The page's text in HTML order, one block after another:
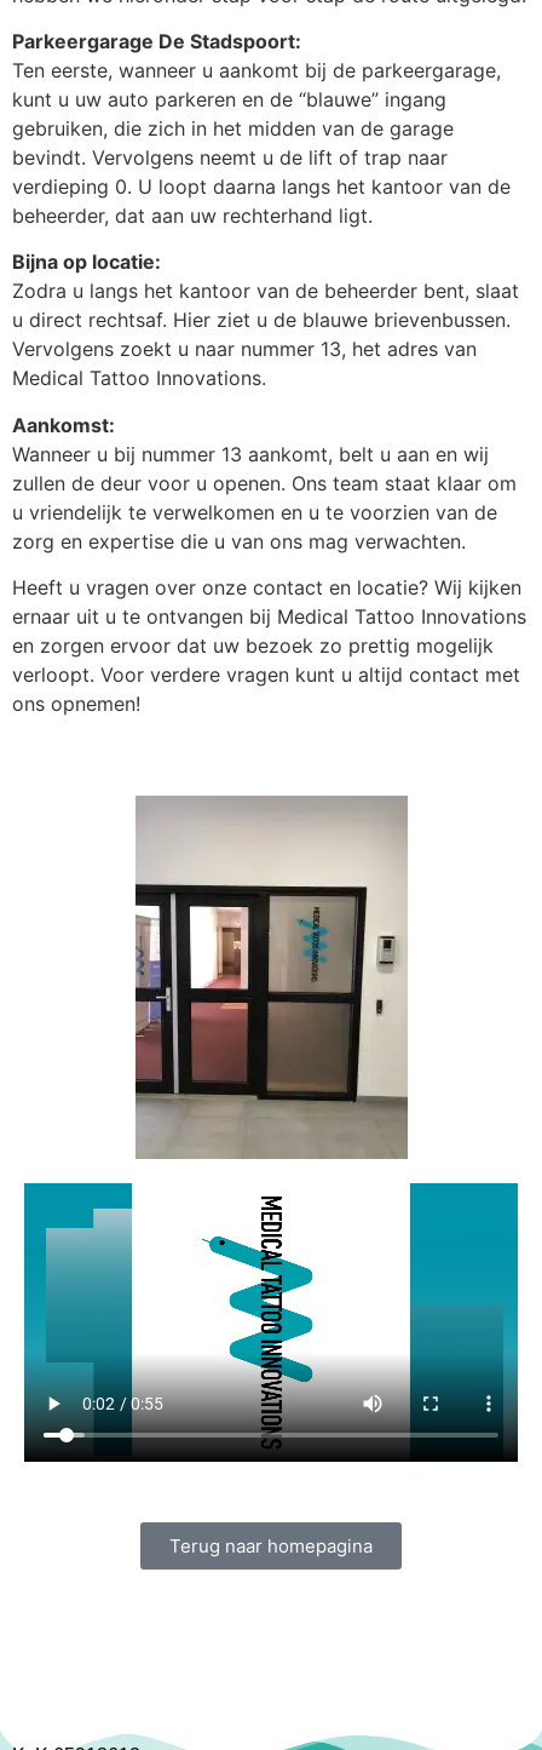
Parkeergarage De Stadspoort:
Ten eerste, wanneer u aankomt bij de parkeergarage,
kunt u uw auto parkeren en de “blauwe” ingang
gebruiken, die zich in het midden van de garage
bevindt. Vervolgens neemt u de lift of trap naar
verdieping 0. U loopt daarna langs het kantoor van de
beheerder, dat aan uw rechterhand ligt.
Bijna op locatie:
Zodra u langs het kantoor van de beheerder bent, slaat
u direct rechtsaf. Hier ziet u de blauwe brievenbussen.
Vervolgens zoekt u naar nummer 13, het adres van
Medical Tattoo Innovations.
Aankomst:
Wanneer u bij nummer 13 aankomt, belt u aan en wij
zullen de deur voor u openen. Ons team staat klaar om
u vriendelijk te verwelkomen en u te voorzien van de
zorg en expertise die u van ons mag verwachten.
Heeft u vragen over onze contact en locatie? Wij kijken
ernaar uit u te ontvangen bij Medical Tattoo Innovations
en zorgen ervoor dat uw bezoek zo prettig mogelijk
verloopt. Voor verdere vragen kunt u altijd contact met
ons opnemen!
Terug naar homepagina